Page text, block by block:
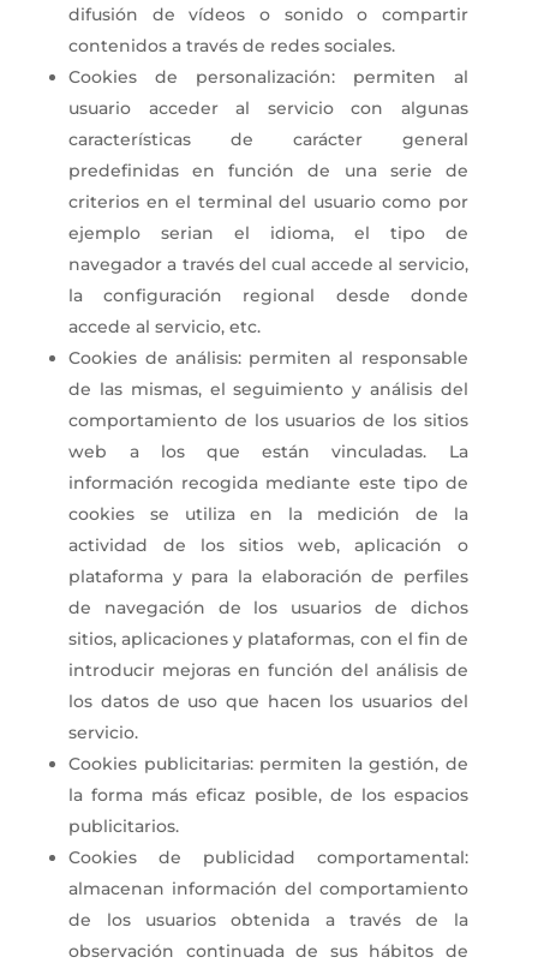
difusión de vídeos o sonido o compartir
contenidos a través de redes sociales.
Cookies de personalización: permiten al
usuario acceder al servicio con algunas
características de carácter general
predefinidas en función de una serie de
criterios en el terminal del usuario como por
ejemplo serian el idioma, el tipo de
navegador a través del cual accede al servicio,
la configuración regional desde donde
accede al servicio, etc.
Cookies de análisis: permiten al responsable
de las mismas, el seguimiento y análisis del
comportamiento de los usuarios de los sitios
web a los que están vinculadas. La
información recogida mediante este tipo de
cookies se utiliza en la medición de la
actividad de los sitios web, aplicación o
plataforma y para la elaboración de perfiles
de navegación de los usuarios de dichos
sitios, aplicaciones y plataformas, con el fin de
introducir mejoras en función del análisis de
los datos de uso que hacen los usuarios del
servicio.
Cookies publicitarias: permiten la gestión, de
la forma más eficaz posible, de los espacios
publicitarios.
Cookies de publicidad comportamental:
almacenan información del comportamiento
de los usuarios obtenida a través de la
observación continuada de sus hábitos de